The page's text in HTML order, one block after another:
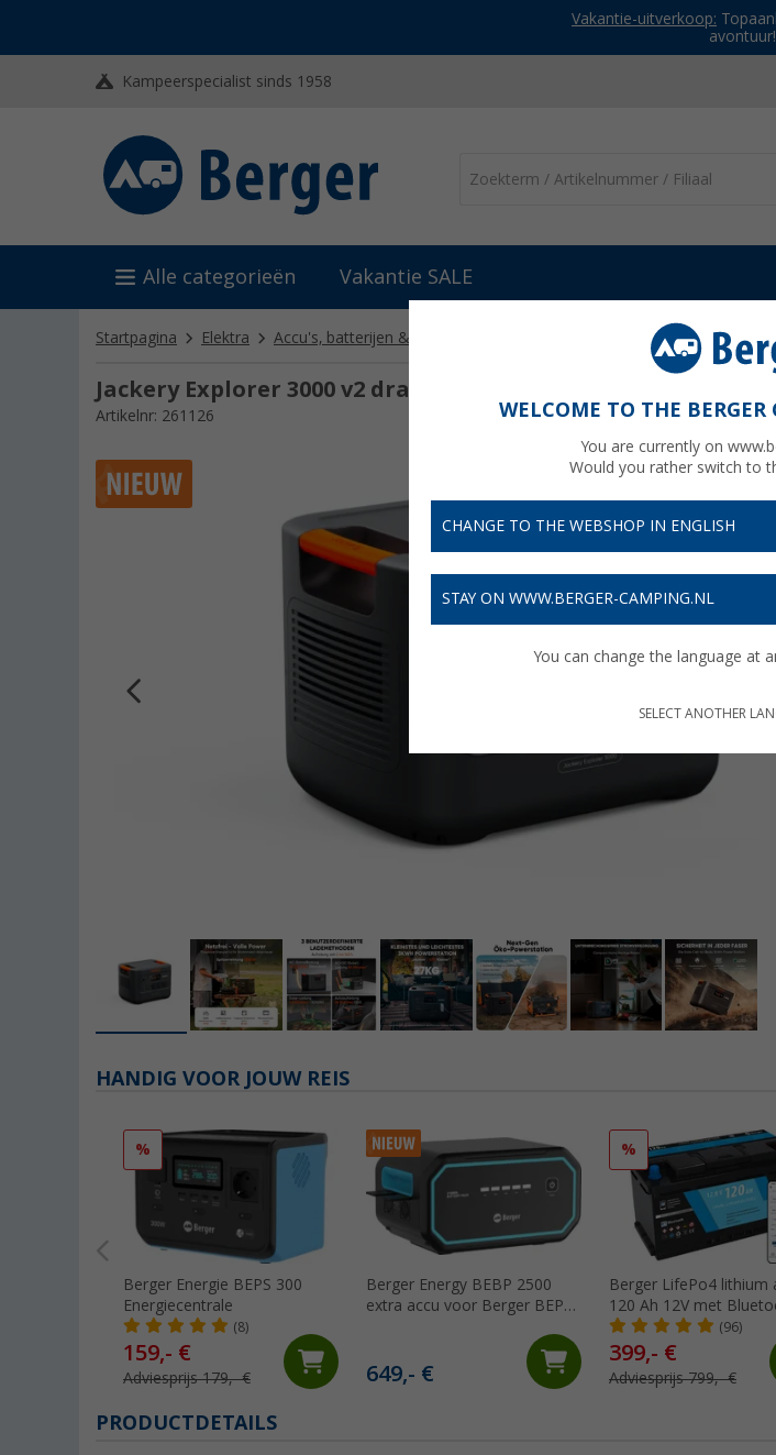
Vakantie-uitverkoop:
avontuur!
Kampeerspecialist sinds 1958
Alle categorieën Vakantie SALE
Startpagina Elektra Accu's, batterijen & laders Jackery Explorer
Jackery Explorer 3000 v2 draagbare energiecentrale 3072 Wh /
Artikelnr: 261126
HANDIG VOOR JOUW REIS
%
Berger Energie BEPS 300
Energiecentrale
(8)
159,- €
Adviesprijs 179,- €
Berger Energy BEBP 2500
extra accu voor Berger BEPS
649,- €
%
Berger LifePo4 lithium
120 Ah 12V met
(96)
399,- €
Adviesprijs 799,- €
PRODUCTDETAILS
WELCOME TO THE
You are currently on
Would you rather switch to
CHANGE TO THE WEBSHOP IN ENGLISH
STAY ON WWW.BERGER-CAMPING.NL
You can change the language at
SELECT ANOTHER